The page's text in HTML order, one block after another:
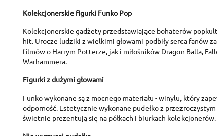
Kolekcjonerskie figurki Funko Pop
Kolekcjonerskie gadżety przedstawiające bohaterów
hit. Urocze ludziki z wielkimi głowami podbiły serca fanów
filmów o Harrym Potterze, jak i miłośników Dragon Balla,
Warhammera.
Figurki z dużymi głowami
Funko wykonane są z mocnego materiału - winylu, który
odporność. Estetycznie wykonane pudełko z
świetnie prezentują się na półkach i biurkach kolekcjonerów.